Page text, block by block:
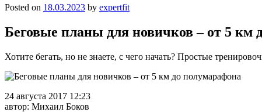
Posted on 18.03.2023 by expertfit
Беговые планы для новичков – от 5 км
Хотите бегать, но не знаете, с чего начать? Простые
24 августа 2017 12:23
автор: Михаил Боков